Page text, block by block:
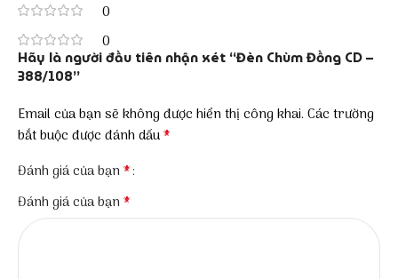
0
0
Hãy là người đầu tiên nhận xét “Đèn Chùm Đồng CD –
388/108”
Email của bạn sẽ không được hiển thị công khai. Các trường
bắt buộc được đánh dấu*
Đánh giá của bạn*
Đánh giá của bạn*